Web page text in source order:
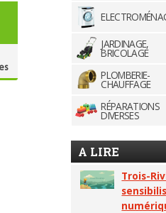
JARDINAGE,
BRICOLAGE
PLOMBERIE-
CHAUFFAGE
RÉPARATIONS
DIVERSES
A LIRE
Trois-